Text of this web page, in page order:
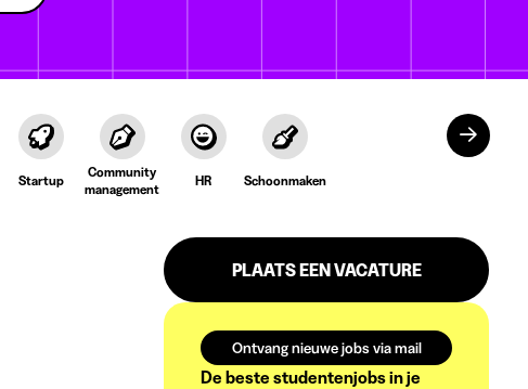
Startup
Community
management
HR Schoonmaken
PLAATS EEN VACATURE
Ontvang nieuwe jobs via mail
De beste studentenjobs in je